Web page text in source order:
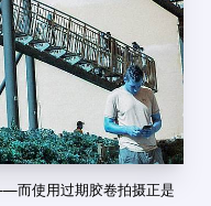
而使用过期胶卷拍摄正是